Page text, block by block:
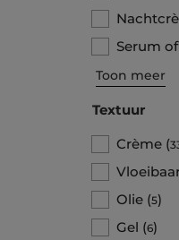
Serum
Toon meer
Textuur
Crème (
Olie (5)
Gel (6)